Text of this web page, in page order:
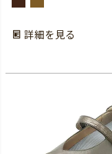
詳細を見る